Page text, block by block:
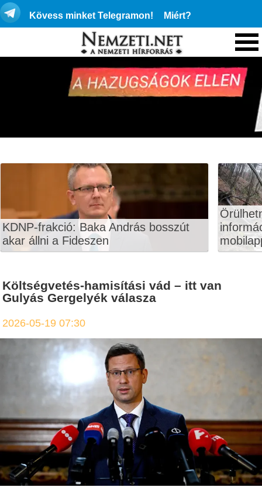
Kövess minket Telegramon! Miért?
KDNP-frakció: Baka András bosszút
akar állni a Fideszen
Költségvetés-hamisítási vád – itt van
Gulyás Gergelyék válasza
2026-05-19 07:30